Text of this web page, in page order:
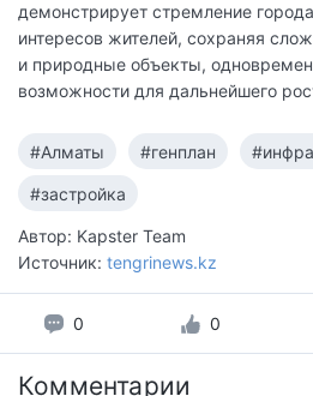
демонстрирует стремление
интересов жителей, сохраняя
и природные объекты,
возможности для дальнейшего
#Алматы #генплан
#застройка
Автор: Kapster Team
Источник: tengrinews.kz
0 0
Комментарии